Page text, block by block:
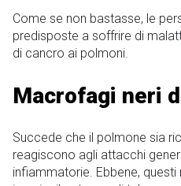
Come se non bastasse, le
predisposte a soffrire di
di cancro ai polmoni.
Macrofagi neri
Succede che il polmone sia
reagiscono agli attacchi
infiammatorie. Ebbene,